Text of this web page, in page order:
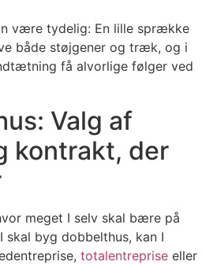
være tydelig: En lille sprække
både støjgener og træk, og i
få alvorlige følger ved
Valg af
kontrakt, der
meget I selv skal bære på
skal byg dobbelthus, kan I
totalentreprise eller